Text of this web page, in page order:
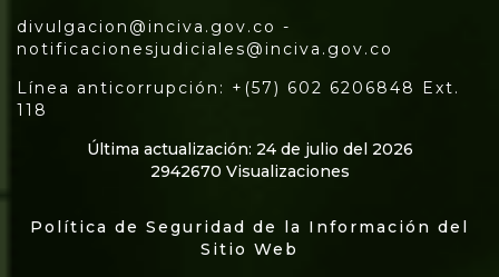
divulgacion@inciva.gov.co -
notificacionesjudiciales@inciva.gov.co
Línea anticorrupción: +(57) 602 6206848 Ext.
118
Última actualización: 24 de julio del 2026
2942670 Visualizaciones
Política de Seguridad de la Información del
Sitio Web